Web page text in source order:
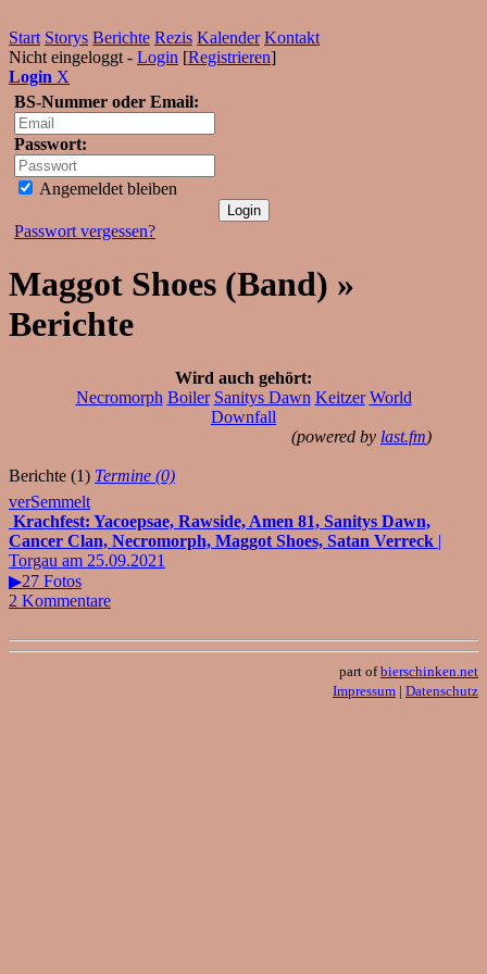
Start Storys Berichte Rezis Kalender Kontakt
Nicht eingeloggt - Login [Registrieren]
Login X
BS-Nummer oder Email:
Passwort:
Angemeldet bleiben
Passwort vergessen?
Maggot Shoes (Band) »
Berichte
Wird auch gehört:
Necromorph Boiler Sanitys Dawn Keitzer World
Downfall
(powered by last.fm)
Berichte (1) Termine (0)
verSemmelt
Krachfest: Yacoepsae, Rawside, Amen 81, Sanitys Dawn,
Cancer Clan, Necromorph, Maggot Shoes, Satan Verreck |
Torgau am 25.09.2021
▶27 Fotos
2 Kommentare
part ofbierschinken.net
Impressum | Datenschutz